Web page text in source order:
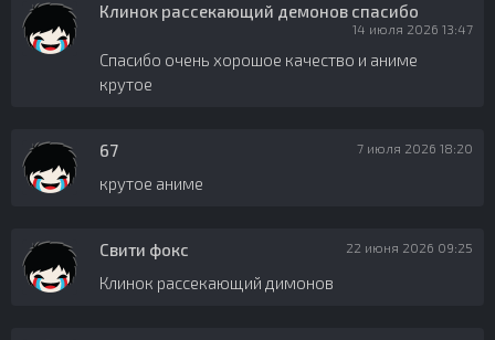
Клинок рассекающий демонов спасибо
14 июля 2026 13:47
Спасибо очень хорошое качество и аниме
крутое
67 7 июля 2026 18:20
крутое аниме
Свити фокс 22 июня 2026 09:25
Клинок рассекающий димонов